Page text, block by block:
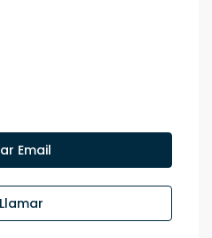
Email
Llamar